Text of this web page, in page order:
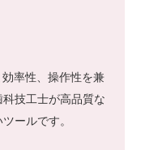
率性、操作性を兼
技工士が高品質な
ールです。